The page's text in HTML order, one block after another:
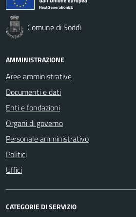
Comune di Soddì
AMMINISTRAZIONE
Aree amministrative
Documenti e dati
Enti e fondazioni
Organi di governo
Personale amministrativo
Politici
Uffici
CATEGORIE DI SERVIZIO